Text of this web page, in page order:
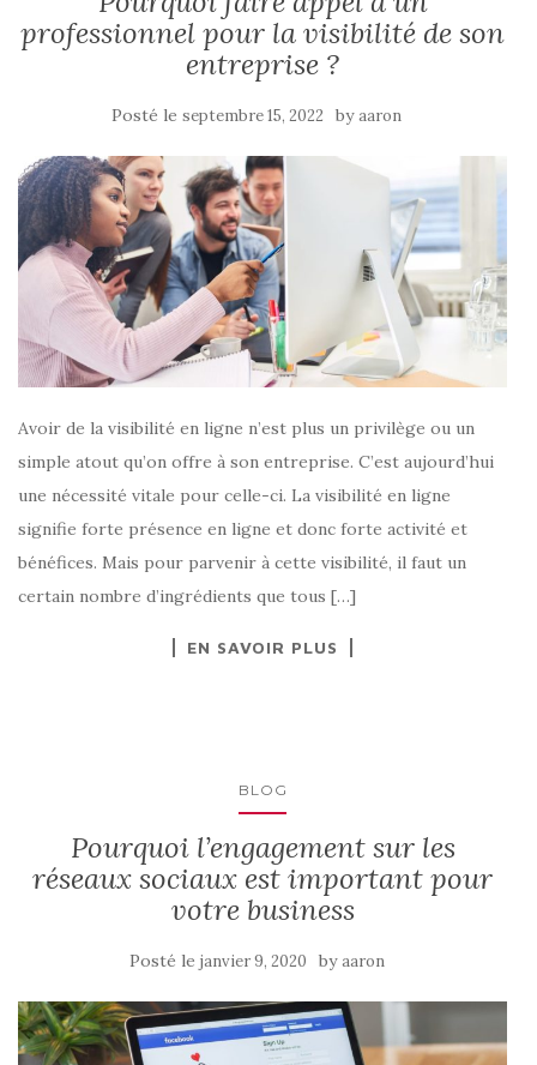
professionnel pour la visibilité de son
entreprise ?
Posté le septembre 15, 2022 byaaron
Avoir de la visibilité en ligne n’est plus un privilège ou un
simple atout qu’on offre à son entreprise. C’est aujourd’hui
une nécessité vitale pour celle-ci. La visibilité en ligne
signifie forte présence en ligne et donc forte activité et
bénéfices. Mais pour parvenir à cette visibilité, il faut un
certain nombre d’ingrédients que tous […]
EN SAVOIR PLUS
BLOG
Pourquoi l’engagement sur les
réseaux sociaux est important pour
votre business
Posté le janvier 9, 2020 byaaron